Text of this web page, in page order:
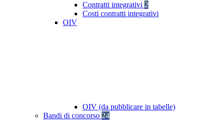
Contratti integrativi 2
Costi contratti integrativi
OIV
OIV (da pubblicare in tabelle)
Bandi di concorso 24